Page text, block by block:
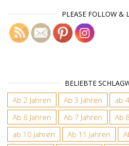
PLEASE FOLLOW &
BELIEBTE
Ab 2 Jahren Ab 3 Jahren ab
Ab 6 Jahren
Ab 7 Jahren Ab
ab 10 Jahren
Ab 11 Jahren